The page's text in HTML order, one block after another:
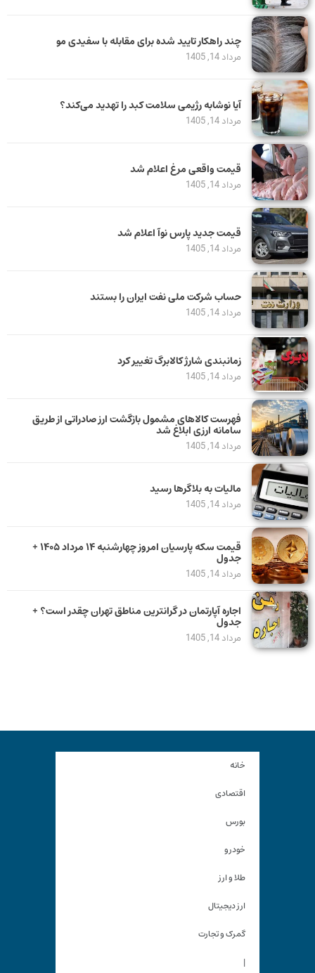
چند راهکار تایید شده برای مقابله با سفیدی مو
مرداد 14, 1405
آیا نوشابه رژیمی سلامت کبد را تهدید می‌کند؟
مرداد 14, 1405
قیمت واقعی مرغ اعلام شد
مرداد 14, 1405
قیمت جدید پارس نوآ اعلام شد
مرداد 14, 1405
حساب‌ شرکت ملی نفت ایران را بستند
مرداد 14, 1405
زمانبندی شارژ کالابرگ تغییر کرد
مرداد 14, 1405
فهرست کالاهای مشمول بازگشت ارز صادراتی از طریق
سامانه ارزی ابلاغ شد
مرداد 14, 1405
مالیات به بلاگرها رسید
مرداد 14, 1405
قیمت سکه پارسیان امروز چهارشنبه ۱۴ مرداد ۱۴۰۵ +
جدول
مرداد 14, 1405
اجاره آپارتمان در گرانترین مناطق تهران چقدر است؟ +
جدول
مرداد 14, 1405
خانه
اقتصادی
بورس
خودرو
طلا و ارز
ارز دیجیتال
گمرک و تجارت
|